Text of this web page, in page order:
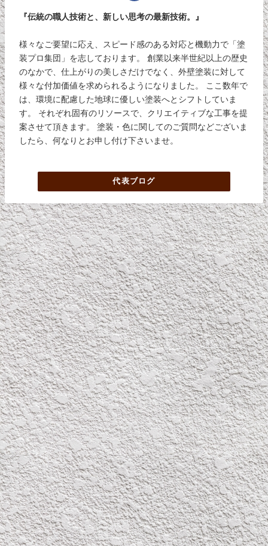
『伝統の職人技術と、新しい思考の最新技術。』
様々なご要望に応え、スピード感のある対応と機動力で「塗
装プロ集団」を志しております。 創業以来半世紀以上の歴史
のなかで、仕上がりの美しさだけでなく、外壁塗装に対して
様々な付加価値を求められるようになりました。 ここ数年で
は、環境に配慮した地球に優しい塗装へとシフトしていま
す。 それぞれ固有のリソースで、クリエイティブな工事を提
案させて頂きます。 塗装・色に関してのご質問などございま
したら、何なりとお申し付け下さいませ。
代表ブログ